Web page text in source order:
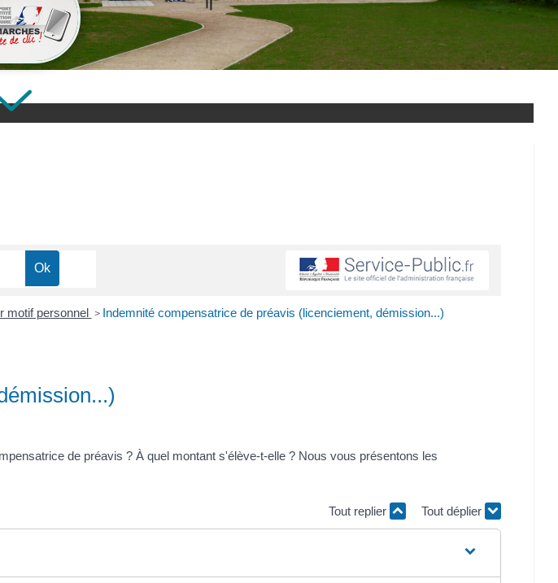
motif personnel > Indemnité compensatrice de préavis (licenciement, démission...)
de préavis ? À quel montant s'élève-t-elle ? Nous vous présentons les
Tout replier Tout déplier